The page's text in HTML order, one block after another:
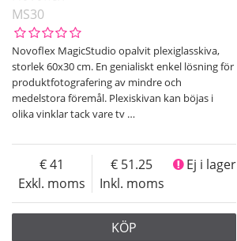
MS30
Novoflex MagicStudio opalvit plexiglasskiva,
storlek 60x30 cm. En genialiskt enkel lösning för
produktfotografering av mindre och
medelstora föremål. Plexiskivan kan böjas i
olika vinklar tack vare tv …
Exkl. moms
41
Inkl. moms
51.25 Ej i lager
KÖP